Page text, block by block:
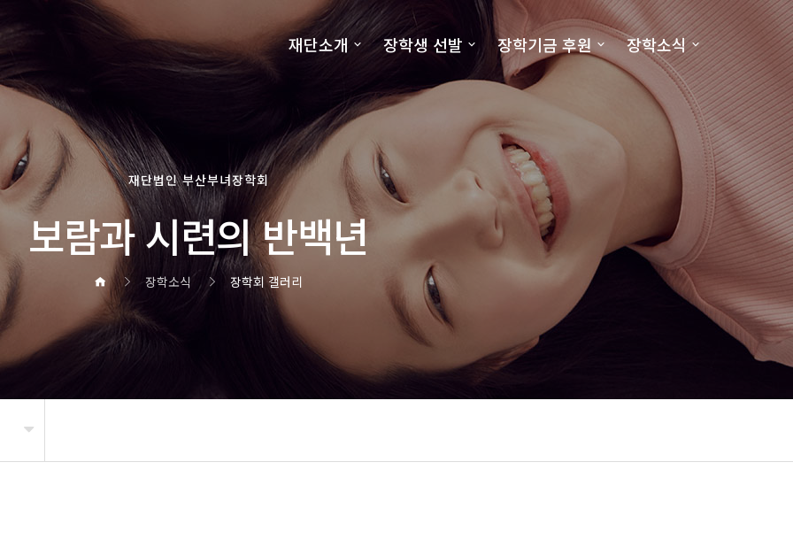
재단소개 장학생 선발 장학기금 후원 장학소식
재단법인 부산부녀장학회
보람과 시련의 반백년
장학소식 장학회 갤러리